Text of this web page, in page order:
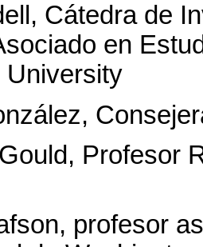
Cátedra de
en
University
Profesor
profesor